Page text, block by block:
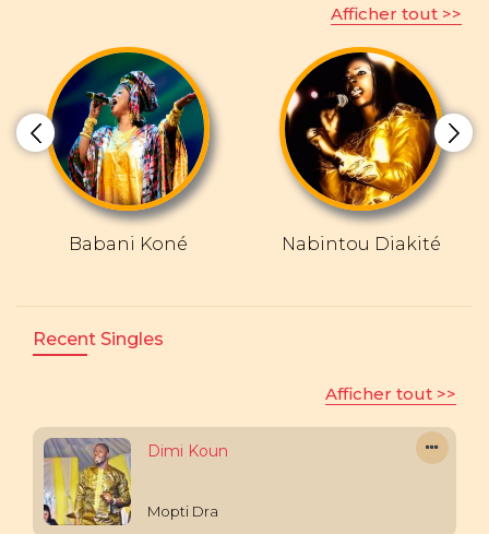
Afficher tout >>
Babani Koné Nabintou Diakité
Recent Singles
Afficher tout >>
Dimi Koun
Mopti Dra